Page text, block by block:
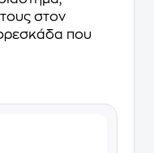
στον
που